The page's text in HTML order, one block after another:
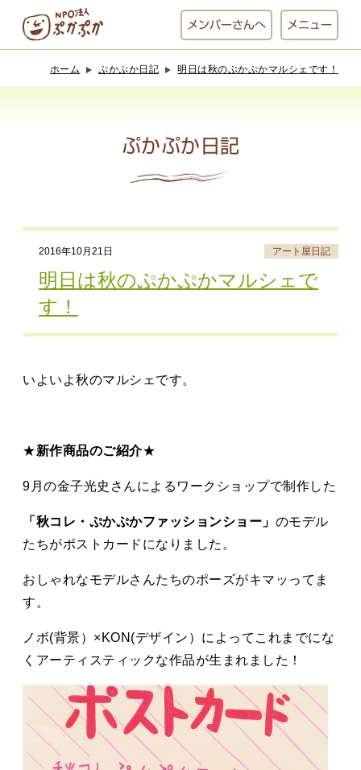
メンバーさんへ メニュー
お休み中
わんど
お知らせ
アクセス 採用情報
お問い合わせ
ホーム ぷかぷか日記 明日は秋のぷかぷかマルシェです！
ぷかぷか日記
2016年10月21日 アート屋日記
明日は秋のぷかぷかマルシェで
す！
いよいよ秋のマルシェです。
★新作商品のご紹介★
9月の金子光史さんによるワークショップで制作した
「秋コレ・ぷかぷかファッションショー」 のモデル
たちがポストカードになりました。
おしゃれなモデルさんたちのポーズがキマッってま
す。
ノボ(背景）×KON(デザイン）によってこれまでにな
くアーティスティックな作品が生まれました！